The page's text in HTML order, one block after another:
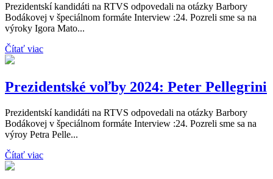
Prezidentskí kandidáti na RTVS odpovedali na otázky Barbory
Bodákovej v špeciálnom formáte Interview :24. Pozreli sme sa na
výroky Igora Mato...
Čítať viac
Prezidentské voľby 2024: Peter Pellegrini
Prezidentskí kandidáti na RTVS odpovedali na otázky Barbory
Bodákovej v špeciálnom formáte Interview :24. Pozreli sme sa na
výroy Petra Pelle...
Čítať viac